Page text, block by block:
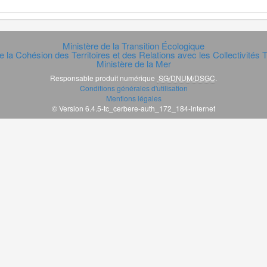
Ministère de la Transition Écologique
la Cohésion des Territoires et des Relations avec les Collectivités
Ministère de la Mer
Responsable produit numérique SG/DNUM/DSGC
Conditions générales d'utilisation
Mentions légales
© Version 6.4.5-tc_cerbere-auth_172_184-internet